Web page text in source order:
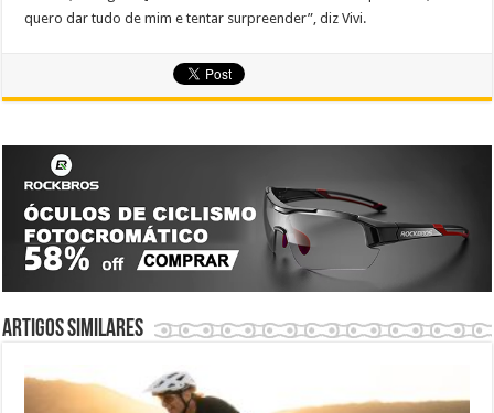
quero dar tudo de mim e tentar surpreender”, diz Vivi.
Artigos similares